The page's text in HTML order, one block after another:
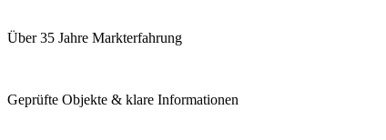
Über 35 Jahre Markterfahrung
Geprüfte Objekte & klare Informationen